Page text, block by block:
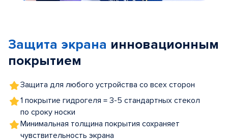
5
Защита экрана инновационным
покрытием
Защита для любого устройства со всех сторон
1 покрытие гидрогеля = 3-5 стандартных стекол
по сроку носки
Минимальная толщина покрытия сохраняет
чувствительность экрана